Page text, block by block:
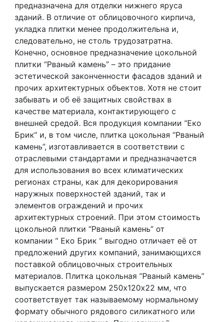
предназначена для отделки нижнего яруса
зданий. В отличие от облицовочного кирпича,
укладка плитки менее продолжительна и,
следовательно, не столь трудозатратна.
Конечно, основное предназначение цокольной
плитки “Рваный камень” – это придание
эстетической законченности фасадов зданий и
прочих архитектурных объектов. Хотя не стоит
забывать и об её защитных свойствах в
качестве материала, контактирующего с
внешней средой. Вся продукция компании “Еко
Брик” и, в том числе, плитка цокольная “Рваный
камень”, изготавливается в соответствии с
отраслевыми стандартами и предназначается
для использования во всех климатических
регионах страны, как для декорирования
наружных поверхностей зданий, так и
элементов ограждений и прочих
архитектурных строений. При этом стоимость
цокольной плитки “Рваный камень” от
компании “ Еко Брик ” выгодно отличает её от
предложений других компаний, занимающихся
поставкой облицовочных строительных
материалов. Плитка цокольная “Рваный камень”
выпускается размером 250х120х22 мм, что
соответствует так называемому нормальному
формату обычного рядового силикатного или